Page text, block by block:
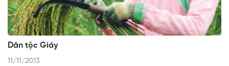
Dân tộc Giáy
11/11/2013